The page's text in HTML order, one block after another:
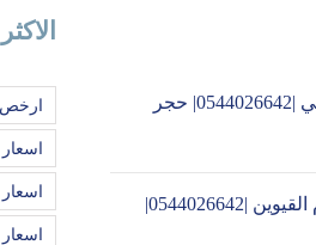
تركيب حجر صناعي في دبي |0544026642| حجر
تركيب حجر صناعي في ام القيوين |0544026642|
ارخص